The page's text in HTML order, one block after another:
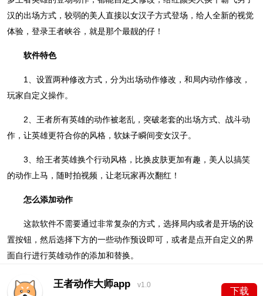
汉的出场方式，较弱的美人直接以女汉子方式登场，给人全新的视觉
体验，登录王者峡谷，就是那个最靓的仔！
软件特色
1、设置两种修改方式，分为出场动作修改，和局内动作修改，
玩家自定义操作。
2、王者所有英雄的动作被老乱，突破老套的出场方式、战斗动
作，让英雄更符合你的风格，软妹子瞬间变女汉子。
3、给王者英雄换个行动风格，比换皮肤更加有趣，美人以搞笑
的动作上马，随时拍视频，让老玩家再次翻红！
怎么添加动作
这款软件不需要通过非常复杂的方式，选择局内或者是开场的设
置按钮，然后选择下方的一些动作预设即可，或者是点开自定义的界
面自行进行英雄动作的添加和替换。
王者动作大师app
v1.0
下载